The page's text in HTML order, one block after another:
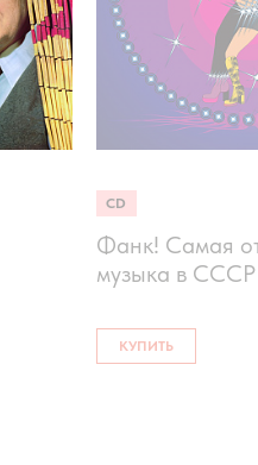
CD
Фанк! Самая
музыка в СССР
КУПИТЬ